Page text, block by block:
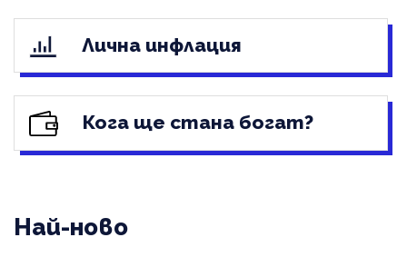
Лична инфлация
Кога ще стана богат?
Най-ново